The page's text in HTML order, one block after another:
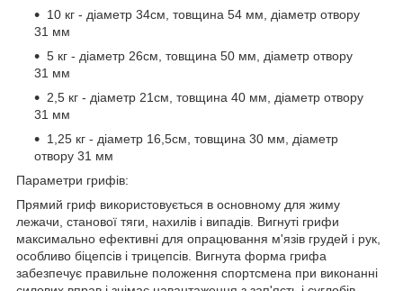
10 кг - діаметр 34см, товщина 54 мм, діаметр отвору
31 мм
5 кг - діаметр 26см, товщина 50 мм, діаметр отвору
31 мм
2,5 кг - діаметр 21см, товщина 40 мм, діаметр отвору
31 мм
1,25 кг - діаметр 16,5см, товщина 30 мм, діаметр
отвору 31 мм
Параметри грифів:
Прямий гриф використовується в основному для жиму
лежачи, станової тяги, нахилів і випадів. Вигнуті грифи
максимально ефективні для опрацювання м'язів грудей і рук,
особливо біцепсів і трицепсів. Вигнута форма грифа
забезпечує правильне положення спортсмена при виконанні